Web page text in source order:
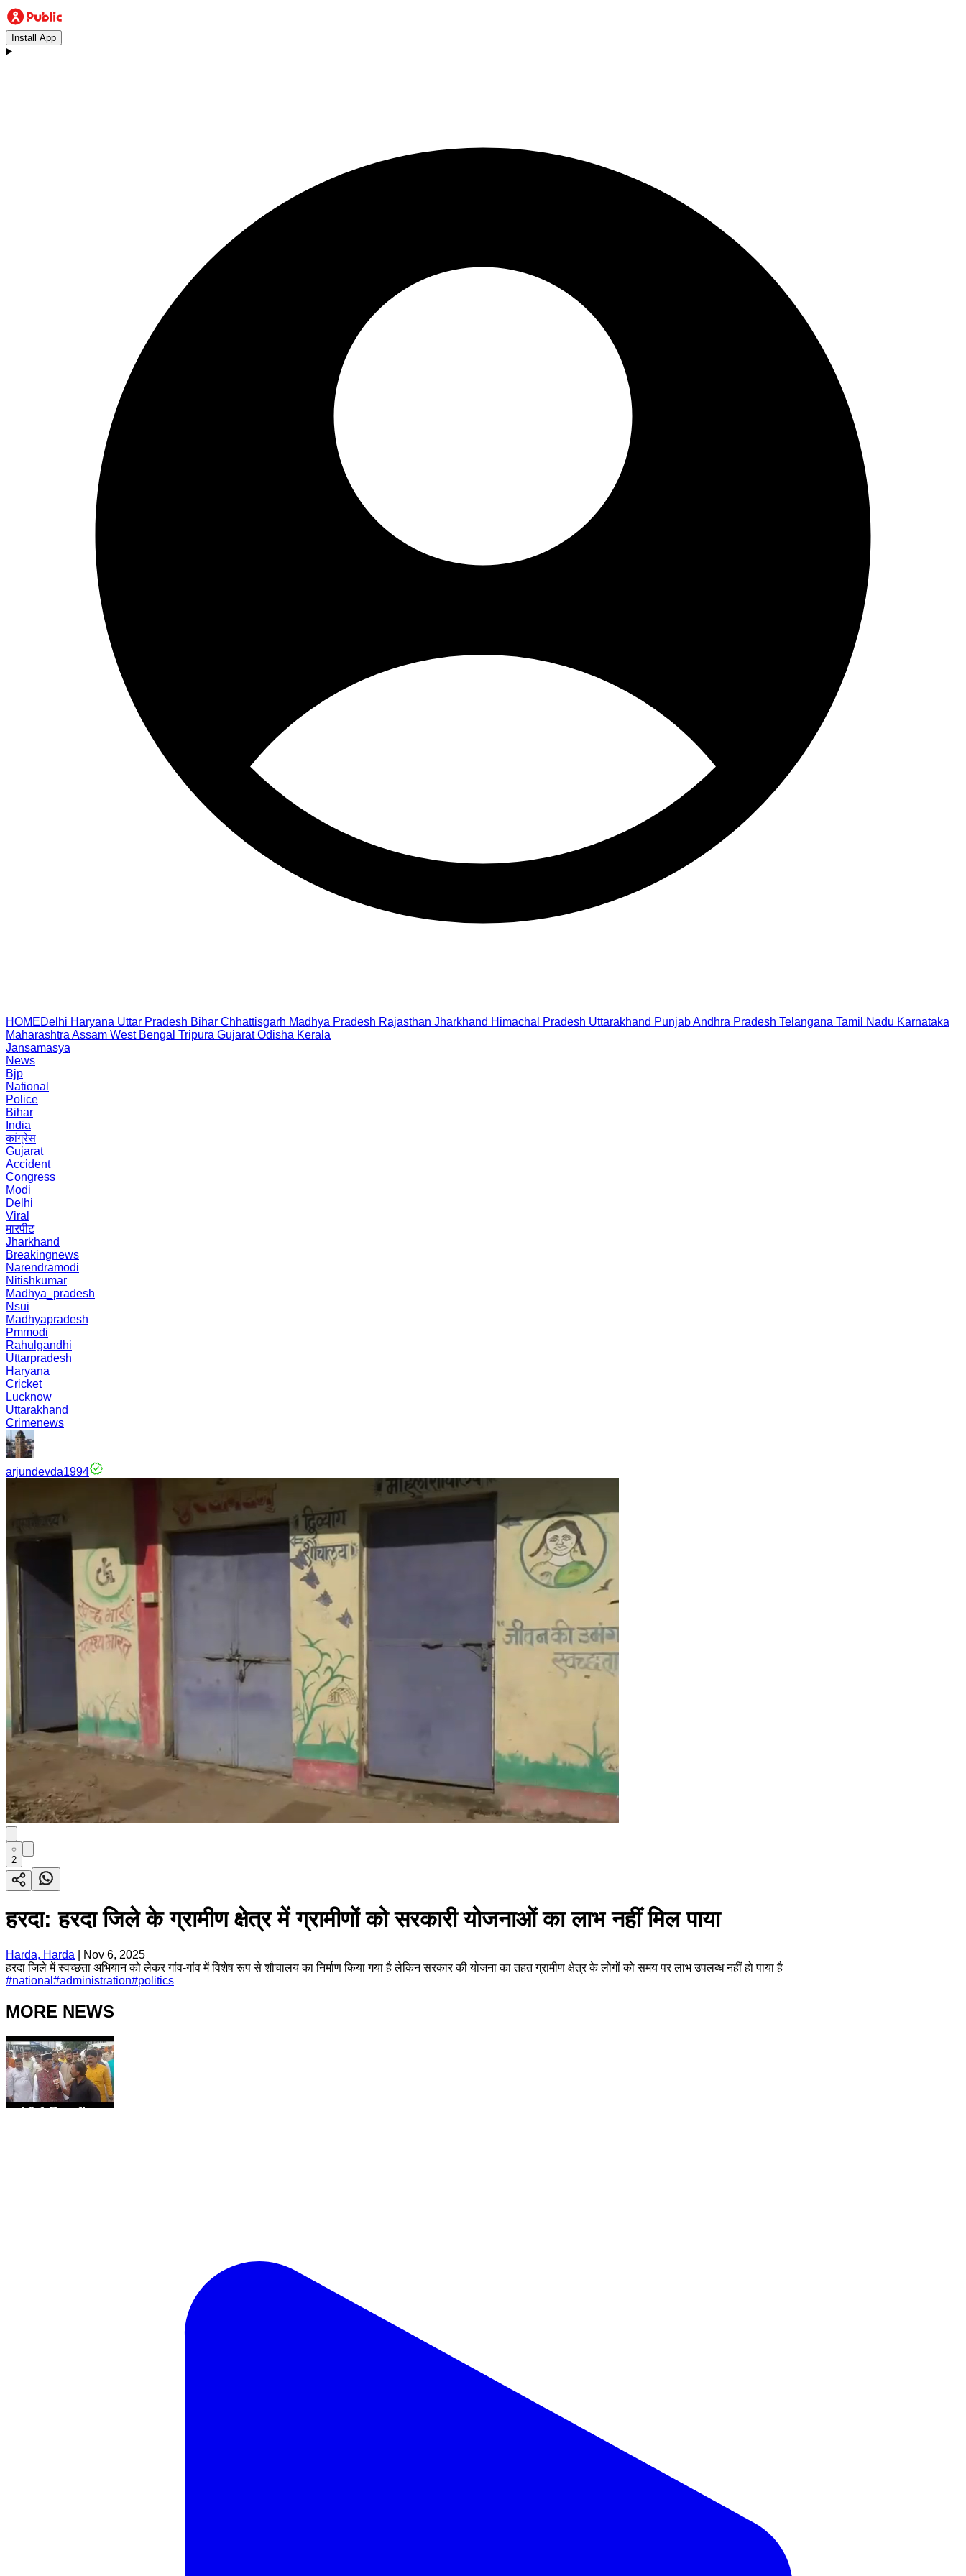
Install App
HOMEDelhi Haryana Uttar Pradesh Bihar Chhattisgarh Madhya Pradesh Rajasthan Jharkhand Himachal Pradesh Uttarakhand PunjabAndhra Pradesh Telangana Tamil Nadu Karnataka
Maharashtra Assam West Bengal Tripura Gujarat Odisha Kerala
Jansamasya
News
Bjp
National
Police
Bihar
India
कांग्रेस
Gujarat
Accident
Congress
Modi
Delhi
Viral
मारपीट
Jharkhand
Breakingnews
Narendramodi
Nitishkumar
Madhya_pradesh
Nsui
Madhyapradesh
Pmmodi
Rahulgandhi
Uttarpradesh
Haryana
Cricket
Lucknow
Uttarakhand
Crimenews
arjundevda1994
2
हरदा: हरदा जिले के ग्रामीण क्षेत्र में ग्रामीणों को सरकारी योजनाओं का लाभ नहीं मिल पाया
Harda, Harda
Nov 6, 2025
हरदा जिले में स्वच्छता अभियान को लेकर गांव-गांव में विशेष रूप से शौचालय का निर्माण किया गया है लेकिन सरकार की योजना का तहत ग्रामीण क्षेत्र के लोगों को समय पर लाभ उपलब्ध नहीं हो पाया है
#national #administration#politics
MORE NEWS